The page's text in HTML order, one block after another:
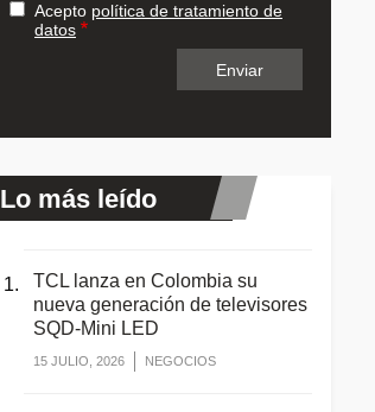
Acepto política de tratamiento de
datos
Lo más leído
TCL lanza en Colombia su
nueva generación de televisores
SQD-Mini LED
15 JULIO, 2026 NEGOCIOS